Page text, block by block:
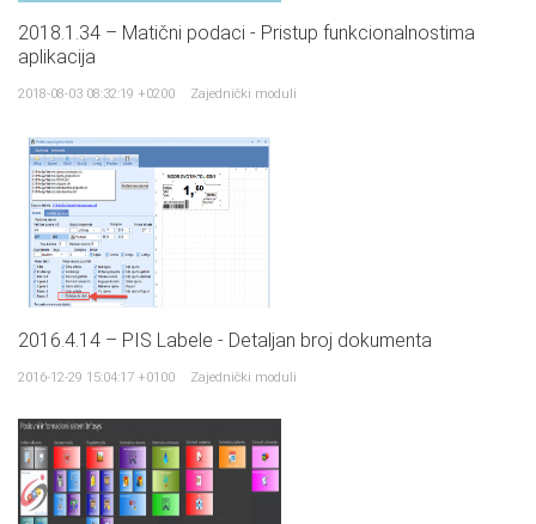
2018.1.34 – Matični podaci - Pristup funkcionalnostima
aplikacija
2018-08-03 08:32:19 +0200 Zajednički moduli
2016.4.14 – PIS Labele - Detaljan broj dokumenta
2016-12-29 15:04:17 +0100 Zajednički moduli